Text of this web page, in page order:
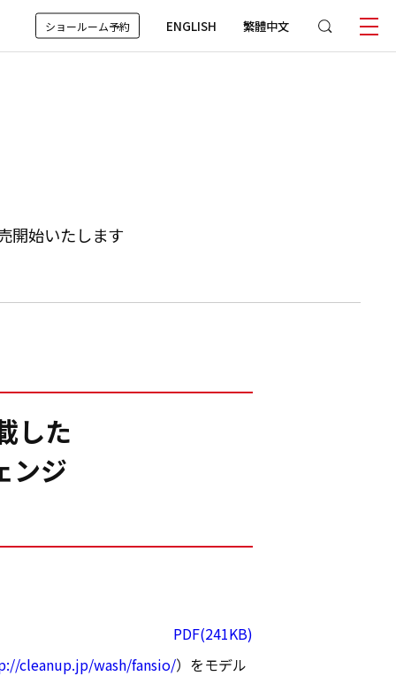
ショールーム予約 ENGLISH 繁體中文
開始いたします
した
ンジ
PDF(241KB)
cleanup.jp/wash/fansio/）をモデル